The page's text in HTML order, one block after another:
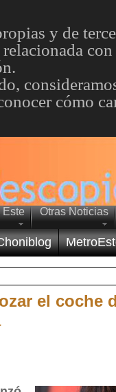
y de
cómo
Este Otras Noticias
el coche